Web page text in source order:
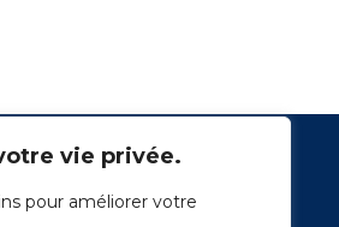
vie privée.
pour améliorer votre